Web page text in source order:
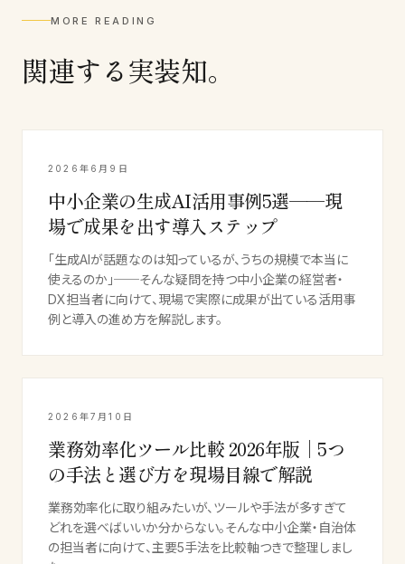
MORE READING
関連する実装知。
2026年6月9日
中小企業の生成AI活用事例5選──現
場で成果を出す導入ステップ
「生成AIが話題なのは知っているが、うちの規模で本当に
使えるのか」──そんな疑問を持つ中小企業の経営者・
DX担当者に向けて、現場で実際に成果が出ている活用事
例と導入の進め方を解説します。
2026年7月10日
業務効率化ツール比較 2026年版｜5つ
の手法と選び方を現場目線で解説
業務効率化に取り組みたいが、ツールや手法が多すぎて
どれを選べばいいか分からない。そんな中小企業・自治体
の担当者に向けて、主要5手法を比較軸つきで整理しまし